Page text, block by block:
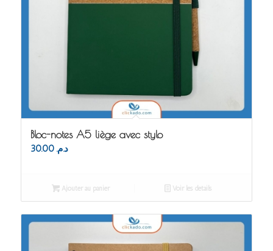
Bloc-notes A5 liège avec stylo
د.م. 30.00
Ajouter au panier Voir les détails